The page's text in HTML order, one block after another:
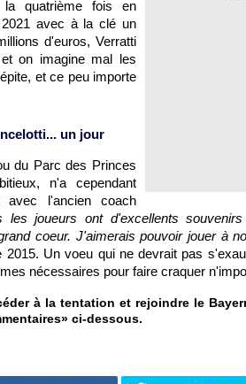
la quatrième fois en
avec à la clé un
d'euros, Verratti
on imagine mal les
et ce peu importe
un jour
du Parc des Princes
n'a cependant
avec l'ancien coach
les joueurs ont d'excellents
coeur. J'aimerais pouvoir jouer à
2015. Un voeu qui ne devrait pas
nécessaires pour faire craquer
à la tentation et rejoindre le
ci-dessous.